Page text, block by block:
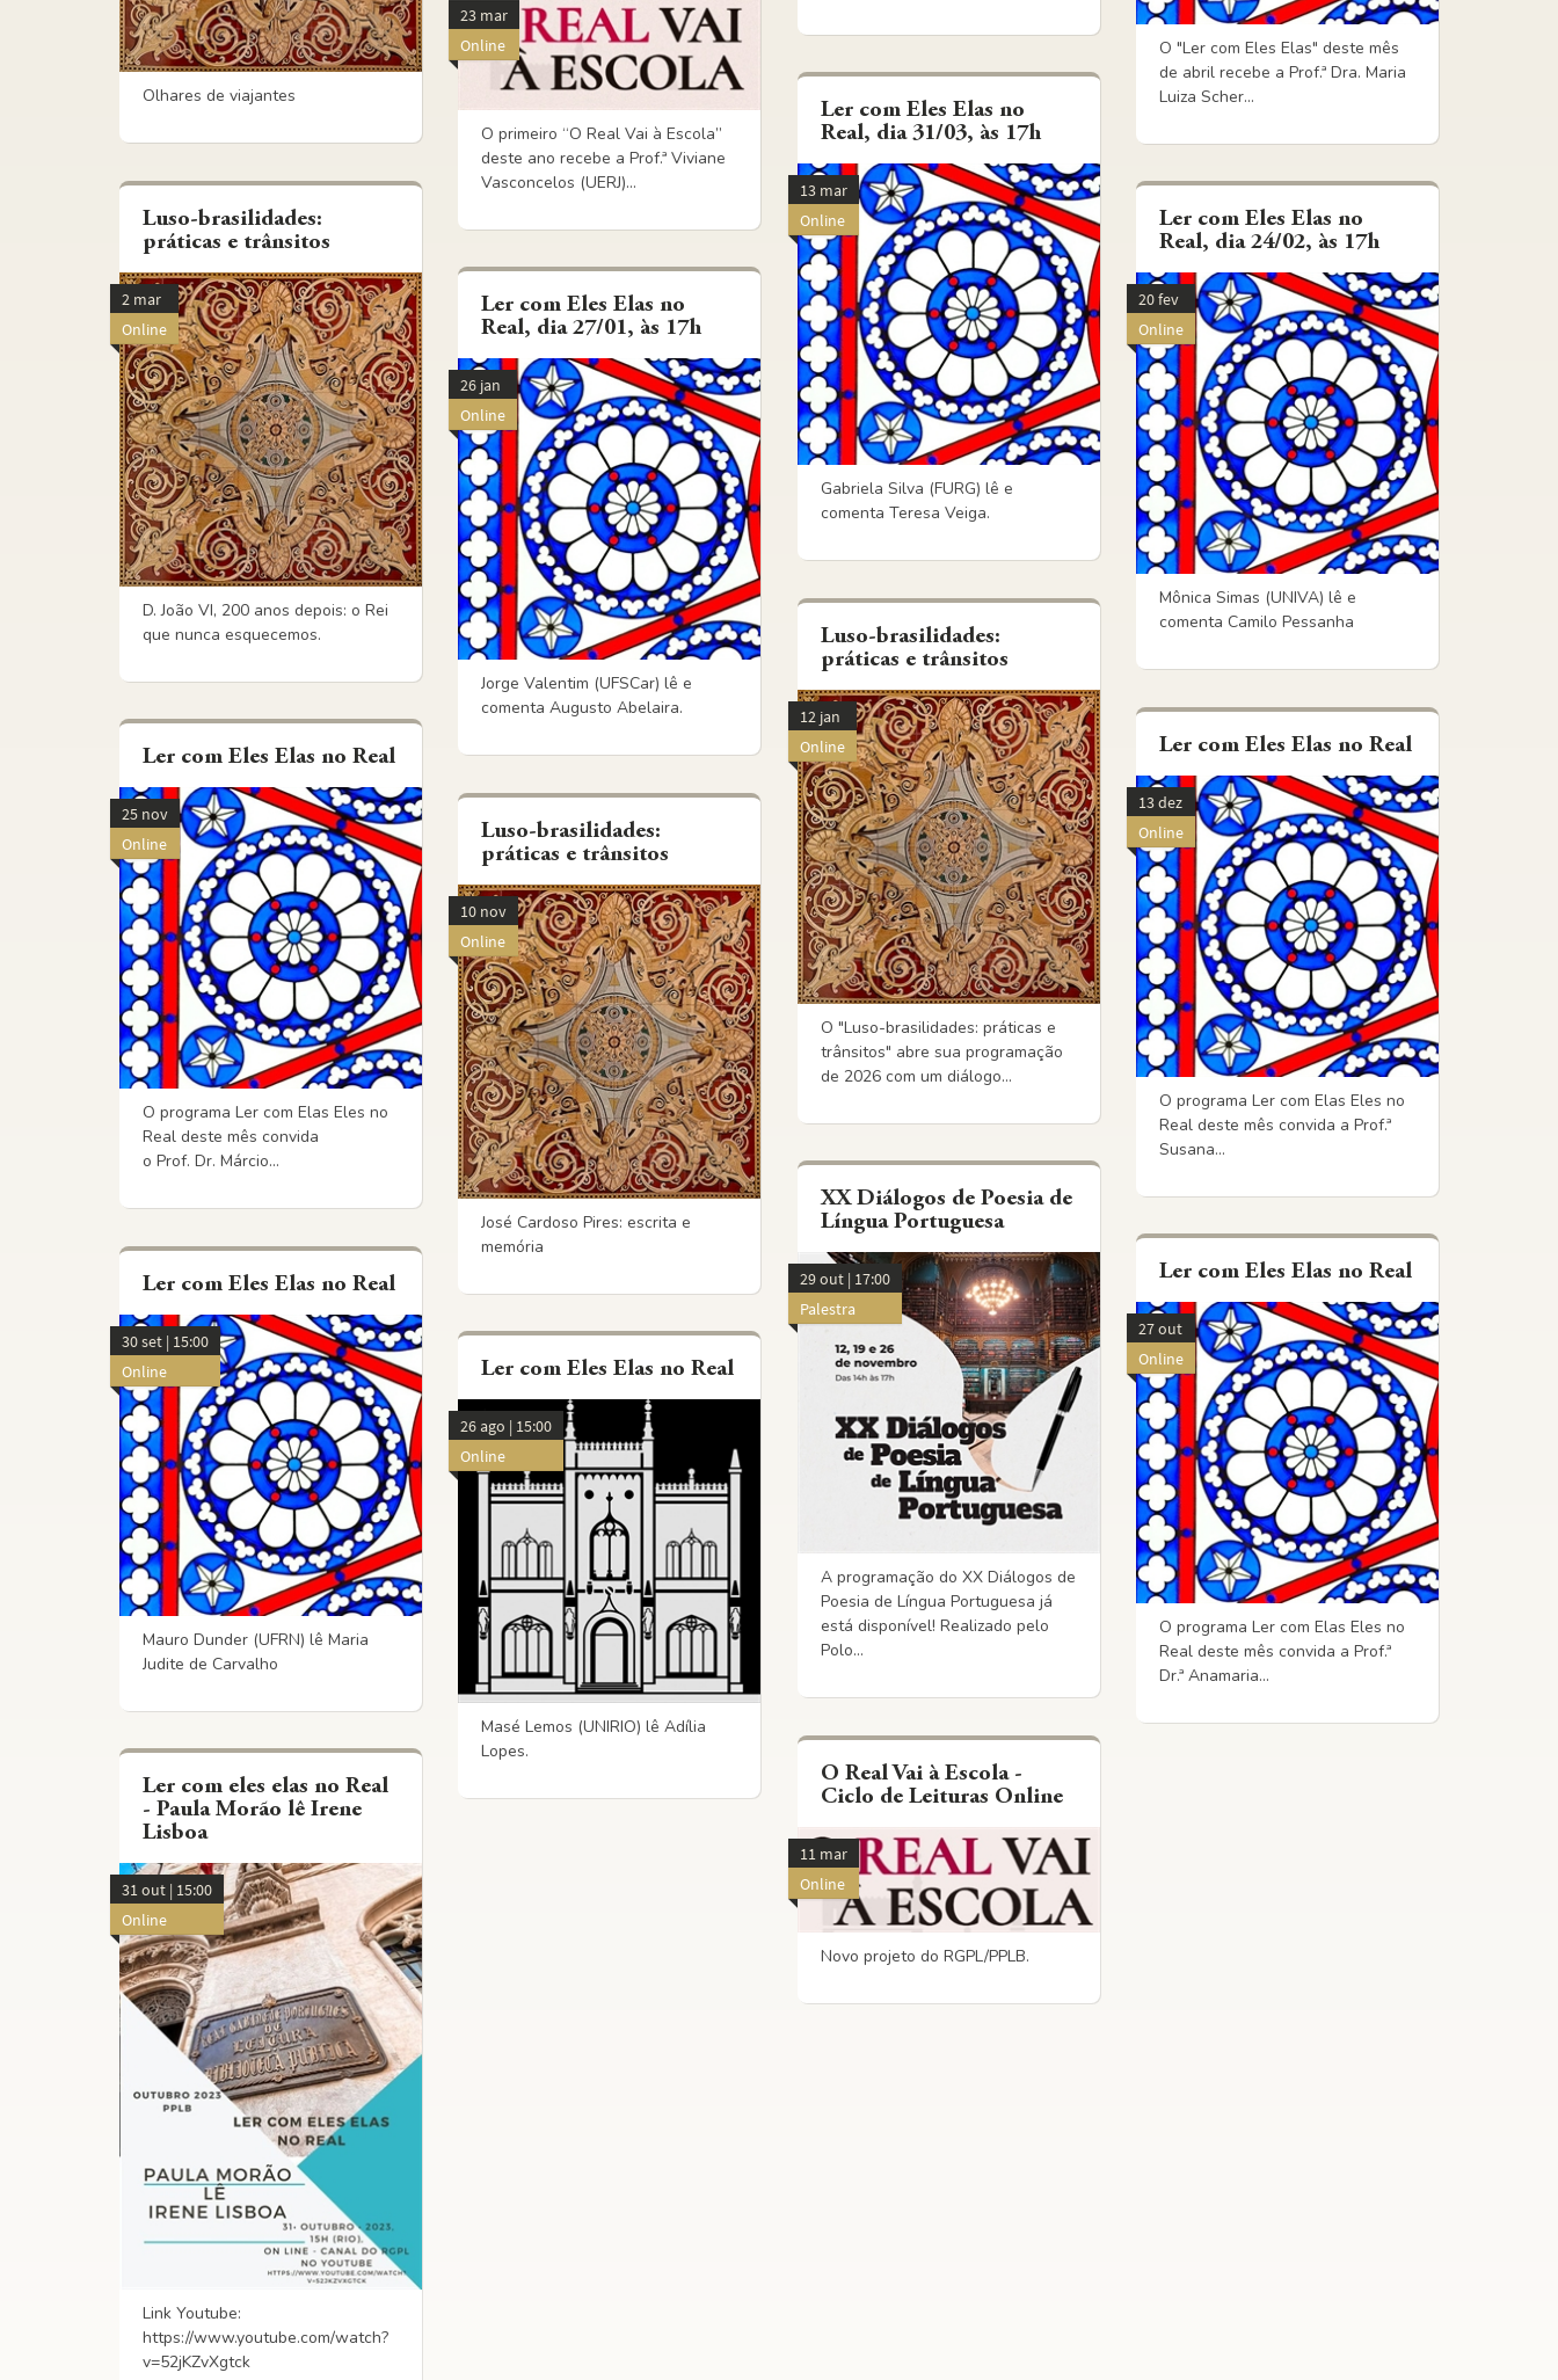
O "Ler com Eles Elas" deste mês
de abril recebe a Prof.ª Dra. Maria
Luiza Scher...
Olhares de viajantes
23 mar
Online
O primeiro “O Real Vai à Escola”
deste ano recebe a Prof.ª Viviane
Vasconcelos (UERJ)...
Ler com Eles Elas no
Real, dia 31/03, às 17h
13 mar
Online
Gabriela Silva (FURG) lê e
comenta Teresa Veiga.
Luso-brasilidades:
práticas e trânsitos
2 mar
Online
D. João VI, 200 anos depois: o Rei
que nunca esquecemos.
Ler com Eles Elas no
Real, dia 24/02, às 17h
20 fev
Online
Mônica Simas (UNIVA) lê e
comenta Camilo Pessanha
Ler com Eles Elas no
Real, dia 27/01, às 17h
26 jan
Online
Jorge Valentim (UFSCar) lê e
comenta Augusto Abelaira.
Luso-brasilidades:
práticas e trânsitos
12 jan
Online
O "Luso-brasilidades: práticas e
trânsitos" abre sua programação
de 2026 com um diálogo...
Ler com Eles Elas no Real
13 dez
Online
O programa Ler com Elas Eles no
Real deste mês convida a Prof.ª
Susana...
Ler com Eles Elas no Real
25 nov
Online
O programa Ler com Elas Eles no
Real deste mês convida
o Prof. Dr. Márcio...
Luso-brasilidades:
práticas e trânsitos
10 nov
Online
José Cardoso Pires: escrita e
memória
XX Diálogos de Poesia de
Língua Portuguesa
29 out | 17:00
Palestra
A programação do XX Diálogos de
Poesia de Língua Portuguesa já
está disponível! Realizado pelo
Polo...
Ler com Eles Elas no Real
27 out
Online
O programa Ler com Elas Eles no
Real deste mês convida a Prof.ª
Dr.ª Anamaria...
Ler com Eles Elas no Real
30 set | 15:00
Online
Mauro Dunder (UFRN) lê Maria
Judite de Carvalho
Ler com Eles Elas no Real
26 ago | 15:00
Online
Masé Lemos (UNIRIO) lê Adília
Lopes.
O Real Vai à Escola -
Ciclo de Leituras Online
11 mar
Online
Novo projeto do RGPL/PPLB.
Ler com eles elas no Real
- Paula Morão lê Irene
Lisboa
31 out | 15:00
Online
Link Youtube:
https://www.youtube.com/watch?
v=52jKZvXgtck